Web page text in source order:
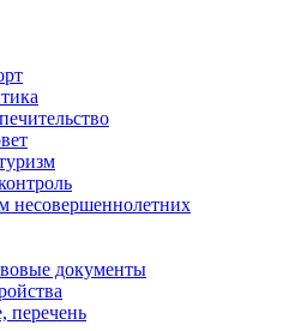
несовершеннолетних
документы
перечень